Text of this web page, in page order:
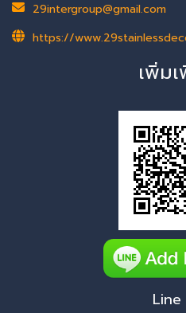
29intergroup@gmail.com
https://
เพิ่ม
Line